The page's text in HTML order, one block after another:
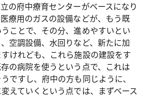
の府中療育センターがベースになり
療用のガスの設備などが、もう既
ことで、その分、進めやすいとい
空調設備、水回りなど、新たに加
けれども、これら施設の建設をす
の病院を使うという点で、これは
ですし、府中の方も同じように、
えていくという点では、まずベース